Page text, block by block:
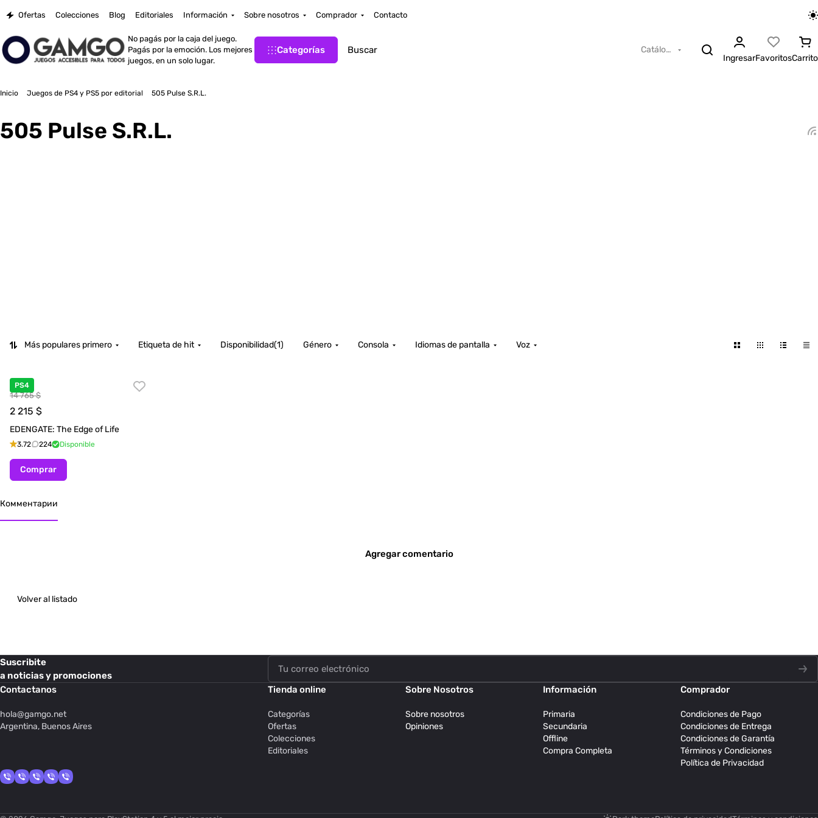
Ofertas Colecciones Blog Editoriales Información Sobre nosotros Comprador Contacto
No pagás por la caja del juego.
Pagás por la emoción. Los mejores
juegos, en un solo lugar.
Categorías
Catálogo
IngresarFavoritosCarrito
Inicio Juegos de PS4 y PS5 por editorial 505 Pulse S.R.L.
505 Pulse S.R.L.
Más populares primero Etiqueta de hit Disponibilidad(1) Género Consola Idiomas de pantalla Voz
PS4
14 765 $
2 215 $
EDENGATE: The Edge of Life
3.72 224 Disponible
Comprar
Комментарии
Agregar comentario
Volver al listado
Suscribite
a noticias y promociones
Contactanos
hola@gamgo.net
Argentina, Buenos Aires
Tienda online
Categorías
Ofertas
Colecciones
Editoriales
Sobre Nosotros
Sobre nosotros
Opiniones
Información
Primaria
Secundaria
Offline
Compra Completa
Comprador
Condiciones de Pago
Condiciones de Entrega
Condiciones de Garantía
Términos y Condiciones
Política de Privacidad